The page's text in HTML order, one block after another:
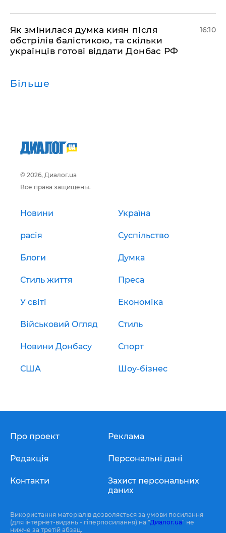
Як змінилася думка киян після
обстрілів балістикою, та скільки
українців готові віддати Донбас РФ
16:10
Більше
© 2026, Диалог.ua
Все права защищены.
Новини Україна
расія Суспільство
Блоги Думка
Стиль життя Преса
У світі Економіка
Військовий Огляд Стиль
Новини Донбасу Спорт
США Шоу-бізнес
Про проект
Редакція
Контакти
Реклама
Персональні дані
Захист персональних
даних
Використання матеріалів дозволяється за умови посилання
(для інтернет-видань - гіперпосилання) на "Диалог.ua" не
нижче за третій абзац.